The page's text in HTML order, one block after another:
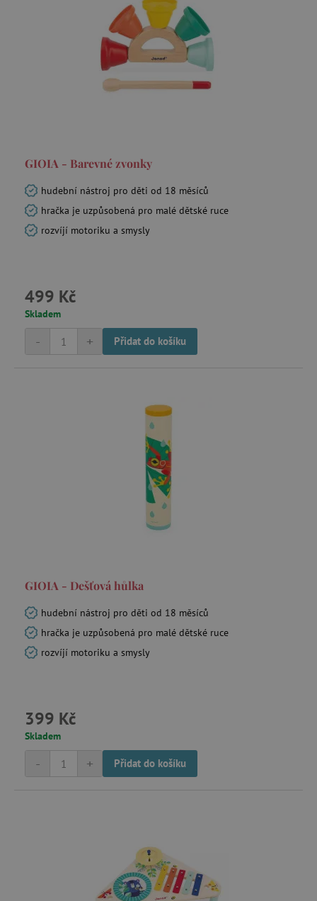
GIOIA - Barevné zvonky
hudební nástroj pro děti od 18 měsíců
hračka je uzpůsobená pro malé dětské ruce
rozvíjí motoriku a smysly
499 Kč
Skladem
+
- Přidat do košíku
GIOIA - Dešťová hůlka
hudební nástroj pro děti od 18 měsíců
hračka je uzpůsobená pro malé dětské ruce
rozvíjí motoriku a smysly
399 Kč
Skladem
+
- Přidat do košíku